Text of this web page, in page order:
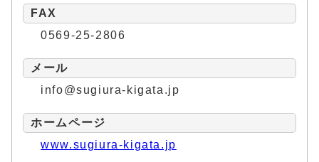
FAX
0569-25-2806
メール
info@sugiura-kigata.jp
ホームページ
www.sugiura-kigata.jp